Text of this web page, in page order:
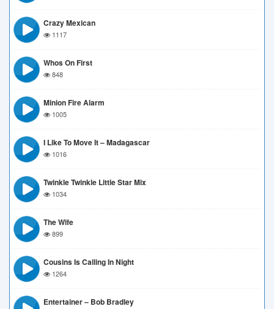
Crazy Mexican
1117
Whos On First
848
Minion Fire Alarm
1005
I Like To Move It – Madagascar
1016
Twinkle Twinkle Little Star Mix
1034
The Wife
899
Cousins Is Calling In Night
1264
Entertainer – Bob Bradley